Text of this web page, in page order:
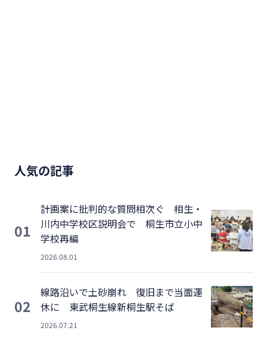
人気の記事
01
計画案に批判的な質問相次ぐ 相生・
川内中学校区説明会で 桐生市立小中
学校再編
2026.08.01
02
線路沿いで土砂崩れ 復旧まで当面運
休に 東武桐生線新桐生駅そば
2026.07.21